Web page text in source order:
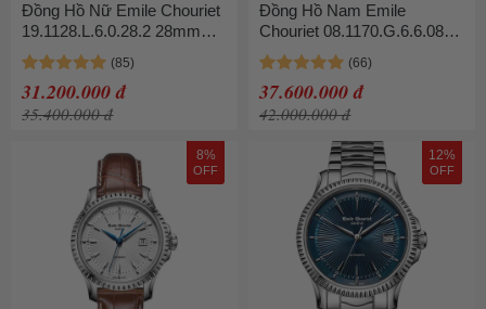
Đồng Hồ Nữ Emile Chouriet
19.1128.L.6.0.28.2 28mm
Dây Da
31.200.000 đ
35.400.000 đ
Đồng Hồ Nam Emile
Chouriet 08.1170.G.6.6.08.6
40mm Màu Bạc
37.600.000 đ
42.000.000 đ
8%
OFF
12%
OFF